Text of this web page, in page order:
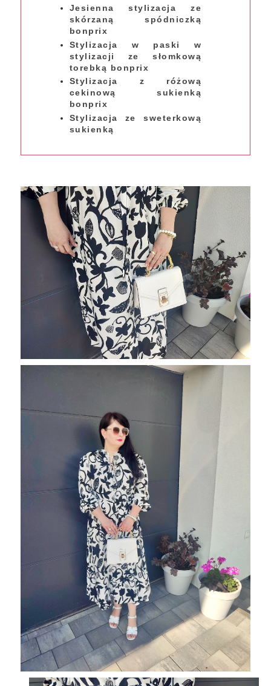
Jesienna stylizacja ze
skórzaną spódniczką
bonprix
Stylizacja w paski w
stylizacji ze słomkową
torebką bonprix
Stylizacja z różową
cekinową sukienką
bonprix
Stylizacja ze sweterkową
sukienką